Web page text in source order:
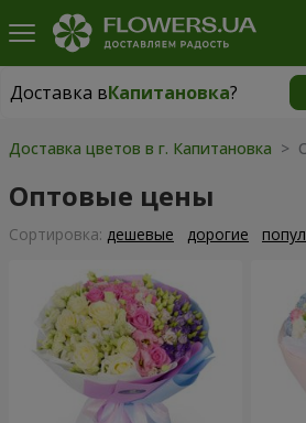
Доставка вКапитановка?
Доставка вКапитановка|
Доставка цветов в г. Капитановка >
Оптовые цены
Cортировка: дешевые дорогие